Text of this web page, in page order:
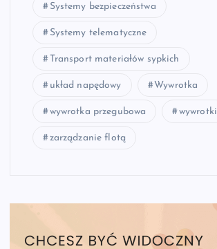
Systemy bezpieczeństwa
Systemy telematyczne
Transport materiałów sypkich
układ napędowy Wywrotka
wywrotka przegubowa wywrotki
zarządzanie flotą